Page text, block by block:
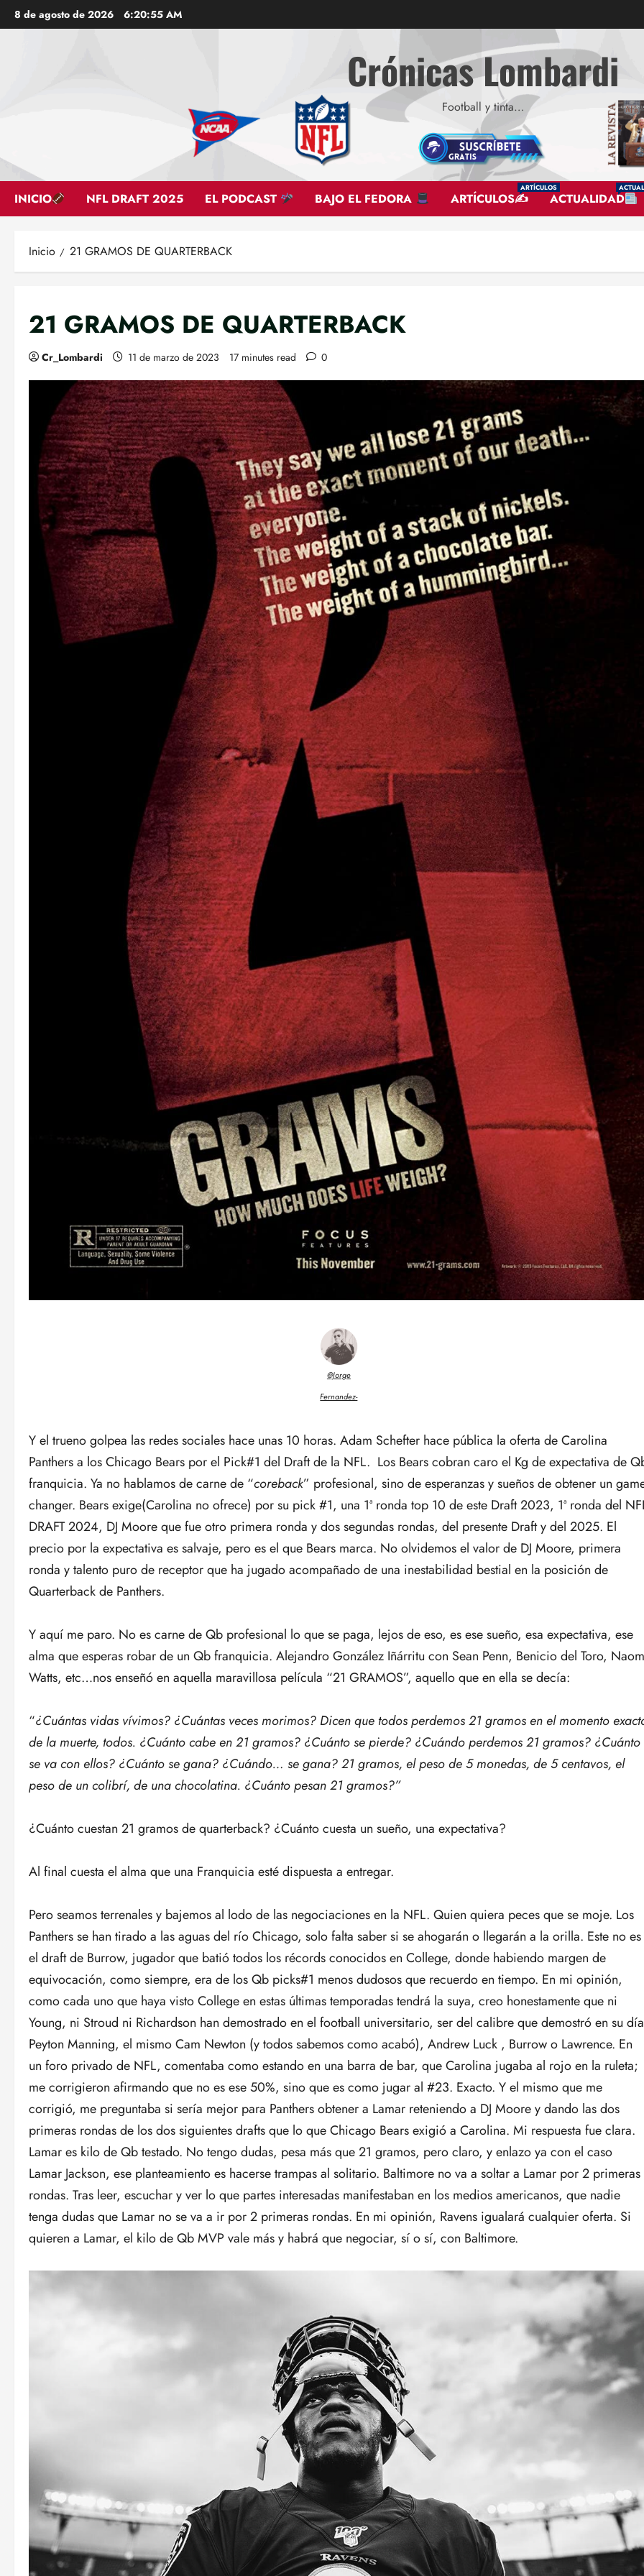
Saltar
al
8 de agosto de 2026 6:20:57 AM
Crónicas Lombardi
Football y tinta…
INICIO NFL DRAFT 2025 EL PODCAST BAJO EL FEDORA ARTÍCULOS✍
ARTÍCULOS
ACTUALIDAD
Inicio 21 GRAMOS DE QUARTERBACK
21 GRAMOS DE QUARTERBACK
Cr_Lombardi 11 de marzo de 2023 17 minutes read 0
@Jorge
Fernandez-
Y el trueno golpea las redes sociales hace unas 10 horas. Adam Schefter hace pública la oferta de Carolina
Panthers a los Chicago Bears por el Pick#1 del Draft de la NFL. Los Bears cobran caro el Kg de expectativa de
franquicia. Ya no hablamos de carne de “coreback” profesional, sino de esperanzas y sueños de obtener un
changer. Bears exige(Carolina no ofrece) por su pick #1, una 1ª ronda top 10 de este Draft 2023, 1ª ronda del
DRAFT 2024, DJ Moore que fue otro primera ronda y dos segundas rondas, del presente Draft y del 2025. El
precio por la expectativa es salvaje, pero es el que Bears marca. No olvidemos el valor de DJ Moore, primera
ronda y talento puro de receptor que ha jugado acompañado de una inestabilidad bestial en la posición de
Quarterback de Panthers.
Y aquí me paro. No es carne de Qb profesional lo que se paga, lejos de eso, es ese sueño, esa expectativa, ese
alma que esperas robar de un Qb franquicia. Alejandro González Iñárritu con Sean Penn, Benicio del Toro,
Watts, etc…nos enseñó en aquella maravillosa película “21 GRAMOS”, aquello que en ella se decía:
“¿Cuántas vidas vívimos? ¿Cuántas veces morimos? Dicen que todos perdemos 21 gramos en el momento
de la muerte, todos. ¿Cuánto cabe en 21 gramos? ¿Cuánto se pierde? ¿Cuándo perdemos 21 gramos? ¿Cuánto
se va con ellos? ¿Cuánto se gana? ¿Cuándo… se gana? 21 gramos, el peso de 5 monedas, de 5 centavos, el
peso de un colibrí, de una chocolatina. ¿Cuánto pesan 21 gramos?”
¿Cuánto cuestan 21 gramos de quarterback? ¿Cuánto cuesta un sueño, una expectativa?
Al final cuesta el alma que una Franquicia esté dispuesta a entregar.
Pero seamos terrenales y bajemos al lodo de las negociaciones en la NFL. Quien quiera peces que se moje. Los
Panthers se han tirado a las aguas del río Chicago, solo falta saber si se ahogarán o llegarán a la orilla. Este no es
el draft de Burrow, jugador que batió todos los récords conocidos en College, donde habiendo margen de
equivocación, como siempre, era de los Qb picks#1 menos dudosos que recuerdo en tiempo. En mi opinión,
como cada uno que haya visto College en estas últimas temporadas tendrá la suya, creo honestamente que ni
Young, ni Stroud ni Richardson han demostrado en el football universitario, ser del calibre que demostró en su día
Peyton Manning, el mismo Cam Newton (y todos sabemos como acabó), Andrew Luck , Burrow o Lawrence. En
un foro privado de NFL, comentaba como estando en una barra de bar, que Carolina jugaba al rojo en la ruleta;
me corrigieron afirmando que no es ese 50%, sino que es como jugar al #23. Exacto. Y el mismo que me
corrigió, me preguntaba si sería mejor para Panthers obtener a Lamar reteniendo a DJ Moore y dando las dos
primeras rondas de los dos siguientes drafts que lo que Chicago Bears exigió a Carolina. Mi respuesta fue clara.
Lamar es kilo de Qb testado. No tengo dudas, pesa más que 21 gramos, pero claro, y enlazo ya con el caso
Lamar Jackson, ese planteamiento es hacerse trampas al solitario. Baltimore no va a soltar a Lamar por 2 primeras
rondas. Tras leer, escuchar y ver lo que partes interesadas manifestaban en los medios americanos, que nadie
tenga dudas que Lamar no se va a ir por 2 primeras rondas. En mi opinión, Ravens igualará cualquier oferta. Si
quieren a Lamar, el kilo de Qb MVP vale más y habrá que negociar, sí o sí, con Baltimore.